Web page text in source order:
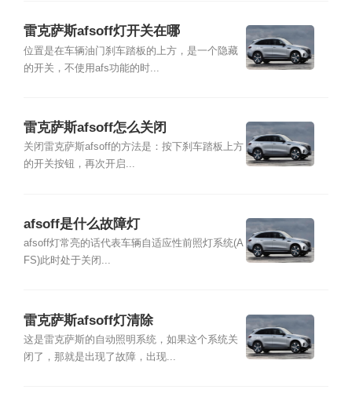
雷克萨斯afsoff灯开关在哪
位置是在车辆油门刹车踏板的上方，是一个隐藏
的开关，不使用afs功能的时...
雷克萨斯afsoff怎么关闭
关闭雷克萨斯afsoff的方法是：按下刹车踏板上方
的开关按钮，再次开启...
afsoff是什么故障灯
afsoff灯常亮的话代表车辆自适应性前照灯系统(A
FS)此时处于关闭...
雷克萨斯afsoff灯清除
这是雷克萨斯的自动照明系统，如果这个系统关
闭了，那就是出现了故障，出现...